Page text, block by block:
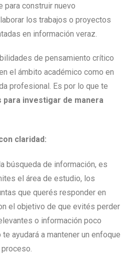
para construir nuevo
los trabajos o proyectos
en información veraz.
de pensamiento crítico
el ámbito académico como en
profesional. Es por lo que te
para investigar de manera
claridad:
búsqueda de información, es
el área de estudio, los
que querés responder en
el objetivo de que evités perder
o información poco
ayudará a mantener un enfoque